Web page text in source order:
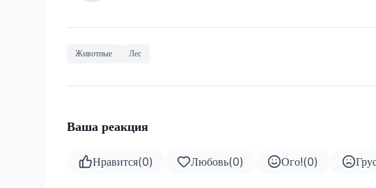
Животные Лес
Ваша реакция
Нравится(0) Любовь(0) Ого!(0)